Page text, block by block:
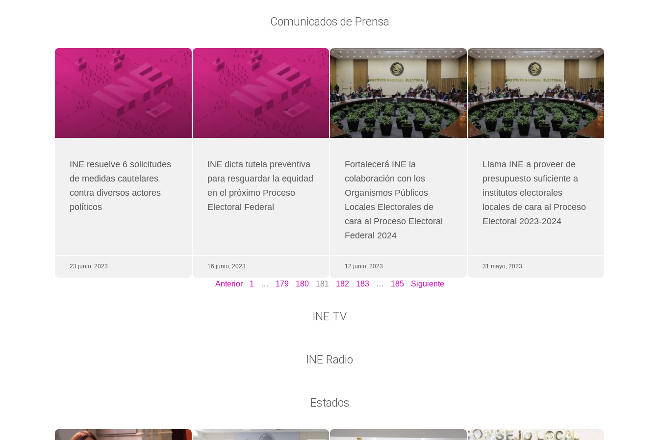
Comunicados de Prensa
INE resuelve 6 solicitudes
de medidas cautelares
contra diversos actores
políticos
23 junio, 2023
INE dicta tutela preventiva
para resguardar la equidad
en el próximo Proceso
Electoral Federal
16 junio, 2023
Fortalecerá INE la
colaboración con los
Organismos Públicos
Locales Electorales de
cara al Proceso Electoral
Federal 2024
12 junio, 2023
Llama INE a proveer de
presupuesto suficiente a
institutos electorales
locales de cara al Proceso
Electoral 2023-2024
31 mayo, 2023
Anterior
Página
1 … 179
Página
180
Página
181
Página
182
Página
183 …
Página
185 Siguiente
INE TV
INE Radio
Estados
Página Página PáginaPáginaPágina